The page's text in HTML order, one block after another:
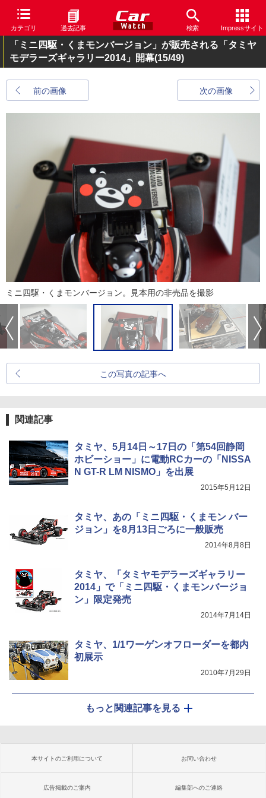
カテゴリ 過去記事 検索 Impressサイト
「ミニ四駆・くまモンバージョン」が販売される「タミヤ
モデラーズギャラリー2014」開幕(15/49)
前の画像 次の画像
ミニ四駆・くまモンバージョン。見本用の非売品を撮影
この写真の記事へ
関連記事
タミヤ、5月14日～17日の「第54回静岡
ホビーショー」に電動RCカーの「NISSA
N GT-R LM NISMO」を出展
2015年5月12日
タミヤ、あの「ミニ四駆・くまモン バー
ジョン」を8月13日ごろに一般販売
2014年8月8日
タミヤ、「タミヤモデラーズギャラリー
2014」で「ミニ四駆・くまモンバージョ
ン」限定発売
2014年7月14日
タミヤ、1/1ワーゲンオフローダーを都内
初展示
2010年7月29日
もっと関連記事を見る
本サイトのご利用について お問い合わせ
広告掲載のご案内 編集部へのご連絡